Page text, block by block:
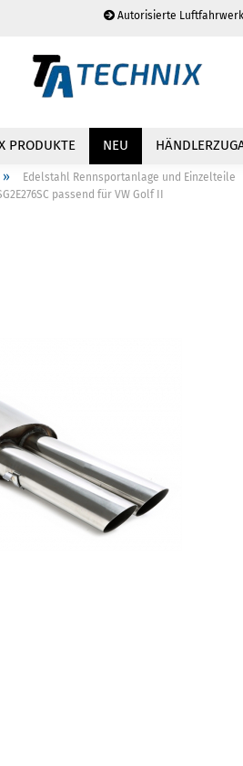
Autorisierte
Sprache auswählen
PRODUKTE NEU
» Edelstahl Rennsportanlage und Einzelteile
passend für VW Golf II